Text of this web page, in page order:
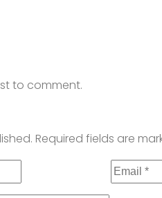
to comment.
Required fields are